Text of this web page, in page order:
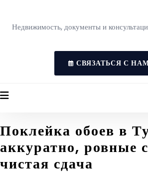
Недвижимость, документы и
СВЯЗАТЬСЯ С
Поклейка обоев в
аккуратно, ровные
чистая сдача